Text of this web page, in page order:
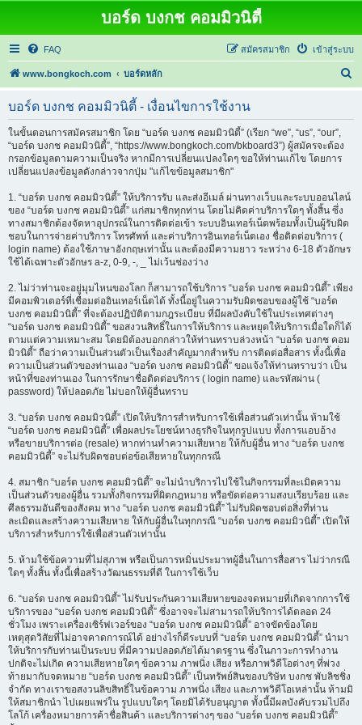
บอร์ด บงกช คอมมิวนิตี้
FAQ เข้าสู่ระบบ
สมัครสมาชิก
www.bongkoch.com บอร์ดหลัก
บอร์ด บงกช คอมมิวนิตี้ - เงื่อนไขการใช้งาน
ในขั้นตอนการสมัครสมาชิก โดย “บอร์ด บงกช คอมมิวนิตี้” (เรียก “we”, “us”, “our”,
“บอร์ด บงกช คอมมิวนิตี้”, “https://www.bongkoch.com/bkboard3”) ผู้สมัครจะต้อง
กรอกข้อมูลตามความเป็นจริง หากมีการเปลี่ยนแปลงใดๆ ขอให้ท่านแก้ไข โดยการ
เปลี่ยนแปลงข้อมูลดังกล่าวจากปุ่ม "แก้ไขข้อมูลสมาชิก"
1. “บอร์ด บงกช คอมมิวนิตี้” ให้บริการรับ และส่งอีเมล์ ผ่านทางเว็บและระบบออนไลน์
ของ “บอร์ด บงกช คอมมิวนิตี้” แก่สมาชิกทุกท่าน โดยไม่คิดค่าบริการใดๆ ทั้งสิ้น ซึ่ง
ทางสมาชิกต้องจัดหาอุปกรณ์ในการติดต่อเข้า ระบบอินเทอร์เน็ตพร้อมทั้งเป็นผู้รับผิด
ชอบในการจ่ายค่าบริการ โทรศัพท์ และค่าบริการอินเทอร์เน็ตเอง ชื่อติดต่อบริการ (
login name) ต้องใช้ภาษาอังกฤษเท่านั้น และต้องมีความยาว ระหว่าง 6-18 ตัวอักษร
ใช้ได้เฉพาะตัวอักษร a-z, 0-9, -, _ ไม่เว้นช่องว่าง
2. ไม่ว่าท่านจะอยู่มุมไหนของโลก ก็สามารถใช้บริการ “บอร์ด บงกช คอมมิวนิตี้” เพียง
มีคอมพิวเตอร์ที่เชื่อมต่ออินเทอร์เน็ตได้ ทั้งนี้อยู่ในความรับผิดชอบของผู้ใช้ “บอร์ด
บงกช คอมมิวนิตี้” ที่จะต้องปฏิบัติตามกฎระเบียบ ที่มีผลบังคับใช้ในประเทศต่างๆ
“บอร์ด บงกช คอมมิวนิตี้” ขอสงวนสิทธิ์ในการให้บริการ และหยุดให้บริการเมื่อใดก็ได้
ตามแต่ความเหมาะสม โดยมิต้องบอกกล่าวให้ท่านทราบล่วงหน้า “บอร์ด บงกช คอม
มิวนิตี้” ถือว่าความเป็นส่วนตัวเป็นเรื่องสำคัญมากสำหรับ การติดต่อสื่อสาร ทั้งนี้เพื่อ
ความเป็นส่วนตัวของท่านเอง “บอร์ด บงกช คอมมิวนิตี้” ขอแจ้งให้ท่านทราบว่า เป็น
หน้าที่ของท่านเอง ในการรักษาชื่อติดต่อบริการ ( login name) และรหัสผ่าน (
password) ให้ปลอดภัย ไม่บอกให้ผู้อื่นทราบ
3. “บอร์ด บงกช คอมมิวนิตี้” เปิดให้บริการสำหรับการใช้เพื่อส่วนตัวเท่านั้น ห้ามใช้
“บอร์ด บงกช คอมมิวนิตี้” เพื่อผลประโยชน์ทางธุรกิจในทุกรูปแบบ ทั้งการแอบอ้าง
หรือขายบริการต่อ (resale) หากท่านทำความเสียหาย ให้กับผู้อื่น ทาง “บอร์ด บงกช
คอมมิวนิตี้” จะไม่รับผิดชอบต่อข้อเสียหายในทุกกรณี
4. สมาชิก “บอร์ด บงกช คอมมิวนิตี้” จะไม่นำบริการไปใช้ในกิจกรรมที่ละเมิดความ
เป็นส่วนตัวของผู้อื่น รวมทั้งกิจกรรมที่ผิดกฎหมาย หรือขัดต่อความสงบเรียบร้อย และ
ศีลธรรมอันดีของสังคม ทาง “บอร์ด บงกช คอมมิวนิตี้” ไม่รับผิดชอบต่อสิ่งที่ท่าน
ละเมิดและสร้างความเสียหาย ให้กับผู้อื่นในทุกกรณี “บอร์ด บงกช คอมมิวนิตี้” เปิดให้
บริการสำหรับการใช้เพื่อส่วนตัวเท่านั้น
5. ห้ามใช้ข้อความที่ไม่สุภาพ หรือเป็นการหมิ่นประมาทผู้อื่นในการสื่อสาร ไม่ว่ากรณี
ใดๆ ทั้งสิ้น ทั้งนี้เพื่อสร้างวัฒนธรรมที่ดี ในการใช้เว็บ
6. “บอร์ด บงกช คอมมิวนิตี้” ไม่รับประกันความเสียหายของจดหมายที่เกิดจากการใช้
บริการของ “บอร์ด บงกช คอมมิวนิตี้” ซึ่งอาจจะไม่สามารถให้บริการได้ตลอด 24
ชั่วโมง เพราะเครื่องเซิร์ฟเวอร์ของ “บอร์ด บงกช คอมมิวนิตี้” อาจขัดข้องโดย
เหตุสุดวิสัยที่ไม่อาจคาดการณ์ได้ อย่างไรก็ดีระบบที่ “บอร์ด บงกช คอมมิวนิตี้” นำมา
ให้บริการกับท่านเป็นระบบ ที่มีความปลอดภัยได้มาตรฐาน ซึ่งในภาวะการทำงาน
ปกติจะไม่เกิด ความเสียหายใดๆ ข้อความ ภาพนิ่ง เสียง หรือภาพวิดีโอต่างๆ ที่พ่วง
ท้ายมากับจดหมาย “บอร์ด บงกช คอมมิวนิตี้” เป็นทรัพย์สินของบริษัท บงกช พับลิชชิ่ง
จำกัด ทางเราขอสงวนลิขสิทธิ์ในข้อความ ภาพนิ่ง เสียง และภาพวิดีโอเหล่านั้น ห้ามมิ
ให้สมาชิกนำ ไปเผยแพร่ใน รูปแบบใดๆ โดยมิได้รับอนุญาต ทั้งนี้มีผลบังคับรวมไปถึง
โลโก้ เครื่องหมายการค้าชื่อสินค้า และบริการต่างๆ ของ “บอร์ด บงกช คอมมิวนิตี้”